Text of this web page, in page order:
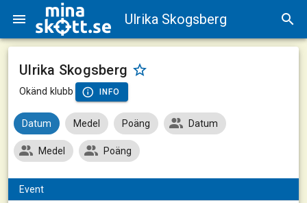
Ulrika Skogsberg
Ulrika Skogsberg
Okänd klubb INFO
Datum Medel Poäng Datum
Medel Poäng
Event